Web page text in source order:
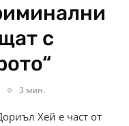
с
3 мин.
Хей е част от